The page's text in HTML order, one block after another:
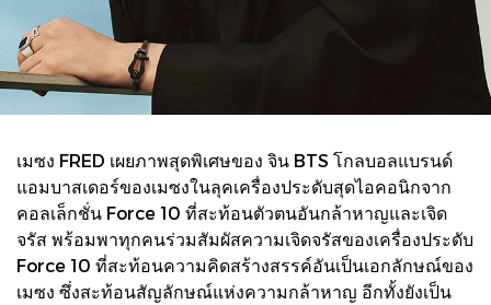
เมซง FRED เผยภาพสุดพิเศษของ จิน BTS โกลบอลแบรนด์
แอมบาสเดอร์ของเมซงในลุคเครื่องประดับสุดไอคอนิกจาก
คอลเล็กชั่น Force 10 ที่สะท้อนตัวตนอันกล้าหาญและเจิด
จรัส พร้อมพาทุกคนร่วมสัมผัสความเจิดจรัสของเครื่องประดับ
Force 10 ที่สะท้อนความคิดสร้างสรรค์อันเป็นเอกลักษณ์ของ
เมซง ซึ่งสะท้อนสัญลักษณ์แห่งความกล้าหาญ อีกทั้งยังเป็น